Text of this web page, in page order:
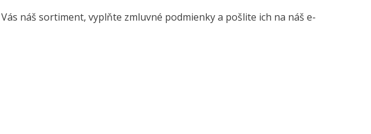
náš sortiment, vyplňte zmluvné podmienky a pošlite ich na náš e-